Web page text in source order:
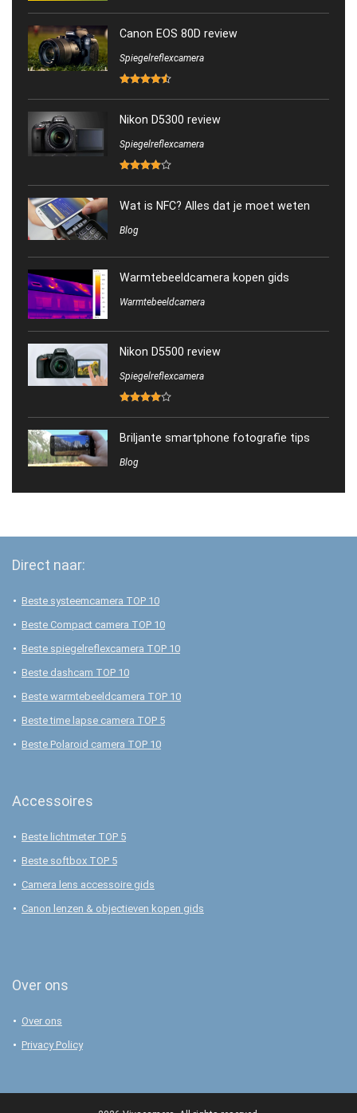
Canon EOS 80D review
Spiegelreflexcamera
Nikon D5300 review
Spiegelreflexcamera
Wat is NFC? Alles dat je moet weten
Blog
Warmtebeeldcamera kopen gids
Warmtebeeldcamera
Nikon D5500 review
Spiegelreflexcamera
Briljante smartphone fotografie tips
Blog
Direct naar:
Beste systeemcamera TOP 10
Beste Compact camera TOP 10
Beste spiegelreflexcamera TOP 10
Beste dashcam TOP 10
Beste warmtebeeldcamera TOP 10
Beste time lapse camera TOP 5
Beste Polaroid camera TOP 10
Accessoires
Beste lichtmeter TOP 5
Beste softbox TOP 5
Camera lens accessoire gids
Canon lenzen & objectieven kopen gids
Over ons
Over ons
Privacy Policy